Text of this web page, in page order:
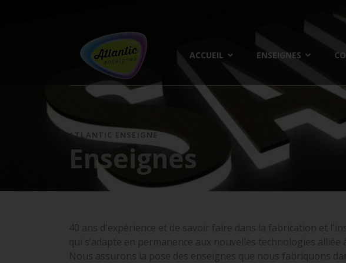
ACCUEIL ENSEIGNES
ATLANTIC ENSEIGNE
Enseignes
40 ans d'expérience et de savoir faire dans la fabrication et
qui s’adapte en permanence aux nouvelles technologies
Nous assurons la pose des enseignes que nous fabriquons